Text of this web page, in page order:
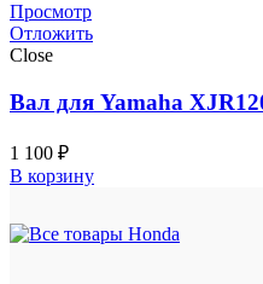
Просмотр
Отложить
Close
Вал для Yamaha
1 100 ₽
В корзину